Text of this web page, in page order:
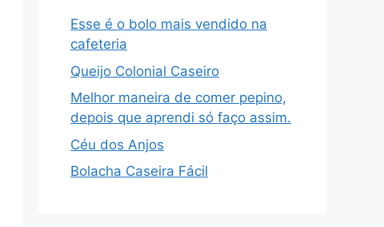
Esse é o bolo mais vendido na
cafeteria
Queijo Colonial Caseiro
Melhor maneira de comer pepino,
depois que aprendi só faço assim.
Céu dos Anjos
Bolacha Caseira Fácil